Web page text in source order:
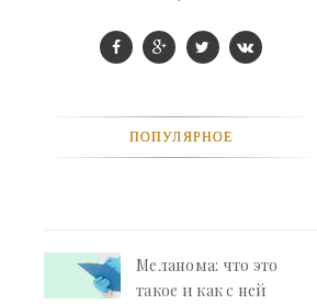
ПОПУЛЯРНОЕ
Меланома: что это
такое и как с ней